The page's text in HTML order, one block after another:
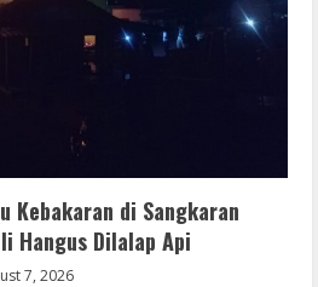
Kebakaran di Sangkaran
Hangus Dilalap Api
7, 2026